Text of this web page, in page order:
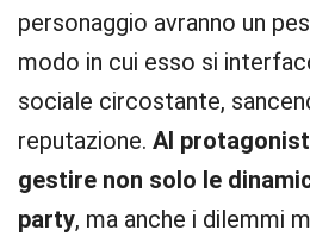
personaggio avranno un
modo in cui esso si
sociale circostante,
reputazione. Al
gestire non solo le
party, ma anche i dilemmi